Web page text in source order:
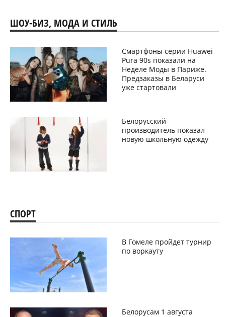
ШОУ-БИЗ, МОДА И СТИЛЬ
Смартфоны серии Huawei
Pura 90s показали на
Неделе Моды в Париже.
Предзаказы в Беларуси
уже стартовали
Белорусский
производитель показал
новую школьную одежду
СПОРТ
В Гомеле пройдет турнир
по воркауту
Белорусам 1 августа